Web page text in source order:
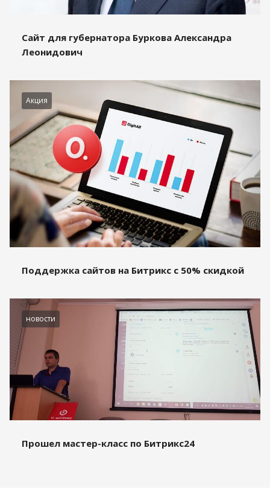
Сайт для губернатора Буркова Александра
Леонидович
Акция
Поддержка сайтов на Битрикс с 50% скидкой
новости
Прошел мастер-класс по Битрикс24